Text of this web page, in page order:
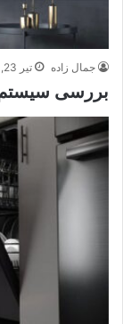
جمال زاده تیر 23, 1404
بررسی سیستم